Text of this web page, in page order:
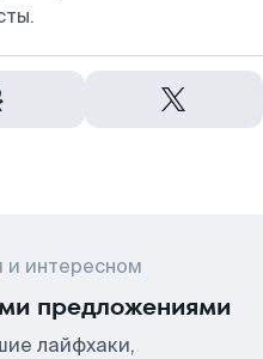
и интересном
предложениями
лайфхаки,